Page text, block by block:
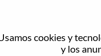
cookies y
y los
with your
por correo